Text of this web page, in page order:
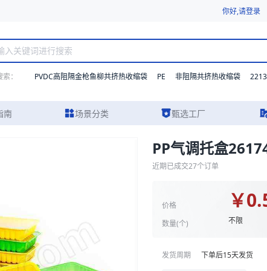
你好,请登录
： PVDC高阻隔金枪鱼柳共挤热收缩袋 PE 非阻隔共挤热收缩袋
南 场景分类 甄选工厂
格参数、实物图片及报价参考。我们支持材质、型号与功能的灵
PP气调托盒
近期已成交27个订单
价格
数量(个)
￥
不限
发货周期 下单后15天发货